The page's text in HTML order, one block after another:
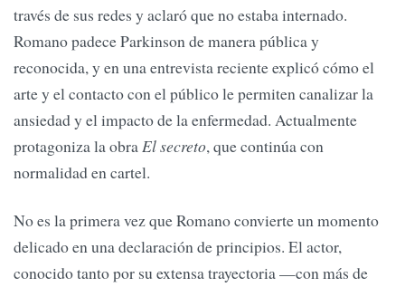
través de sus redes y aclaró que no estaba internado.
Romano padece Parkinson de manera pública y
reconocida, y en una entrevista reciente explicó cómo el
arte y el contacto con el público le permiten canalizar la
ansiedad y el impacto de la enfermedad. Actualmente
protagoniza la obraEl secreto, que continúa con
normalidad en cartel.
No es la primera vez que Romano convierte un momento
delicado en una declaración de principios. El actor,
conocido tanto por su extensa trayectoria —con más de